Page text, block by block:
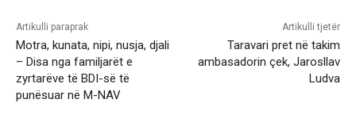
Artikulli paraprak
Motra, kunata, nipi, nusja, djali
– Disa nga familjarët e
zyrtarëve të BDI-së të
punësuar në M-NAV
Artikulli tjetër
Taravari pret në takim
ambasadorin çek, Jarosllav
Ludva